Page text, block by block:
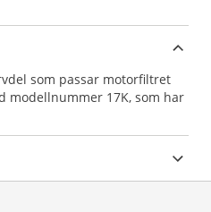
som passar motorfiltret
modellnummer 17K, som har